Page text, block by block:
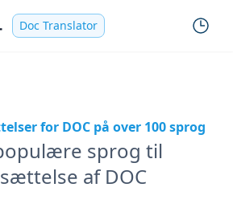
Doc Translator
for DOC på over 100 sprog
sprog til
af DOC